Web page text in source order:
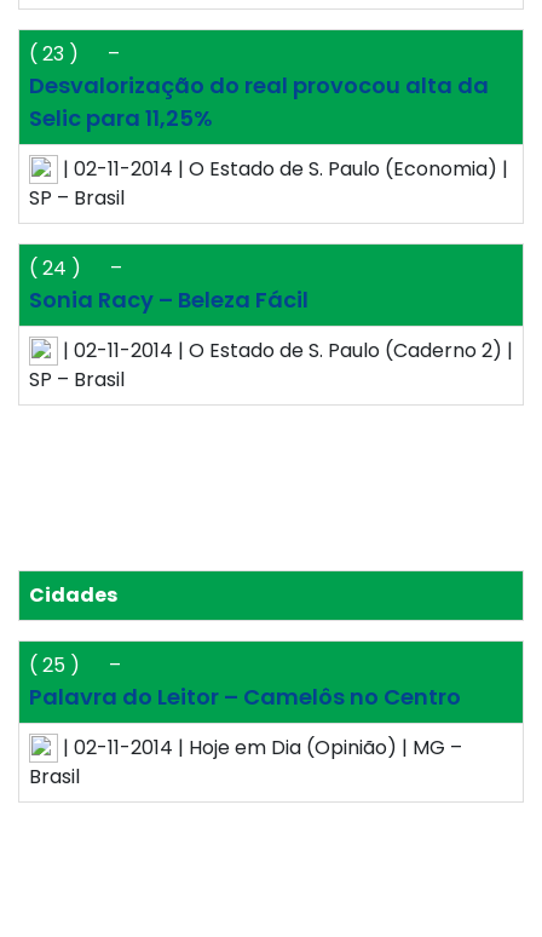
( 23 ) –
Desvalorização do real provocou alta da
Selic para 11,25%
| 02-11-2014 | O Estado de S. Paulo (Economia) |
SP – Brasil
( 24 ) –
Sonia Racy – Beleza Fácil
| 02-11-2014 | O Estado de S. Paulo (Caderno 2) |
SP – Brasil
Cidades
( 25 ) –
Palavra do Leitor – Camelôs no Centro
| 02-11-2014 | Hoje em Dia (Opinião) | MG –
Brasil